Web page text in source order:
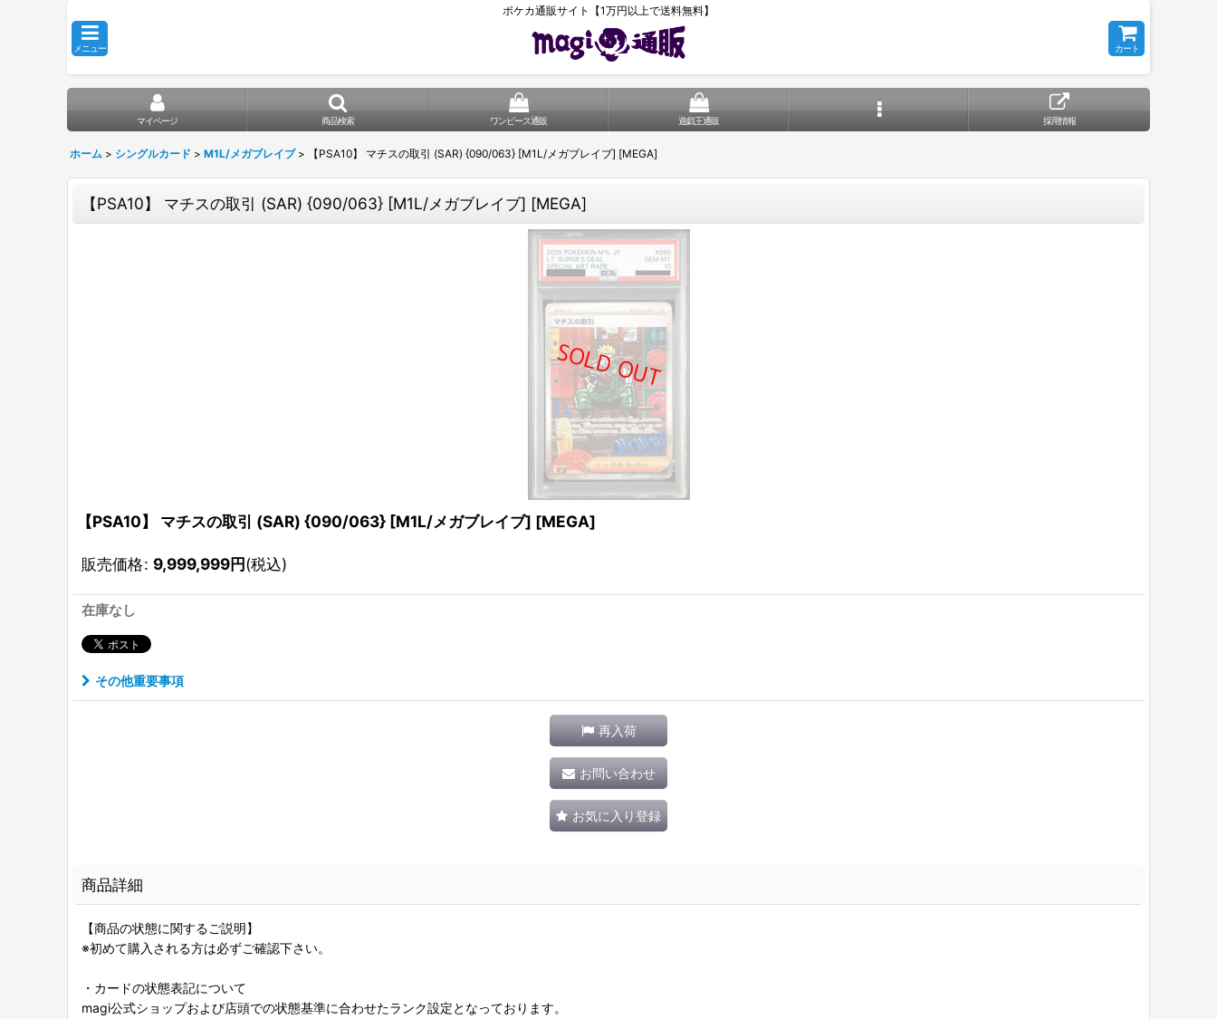
ポケカ通販サイト【1万円以上で送料無料】
メニュー カート
マイページ 商品検索 ワンピース通販 遊戯王通販 採用情報
ホーム > シングルカード > M1L/メガブレイブ > 【PSA10】 マチスの取引 (SAR) {090/063} [M1L/メガブレイブ] [MEGA]
【PSA10】 マチスの取引 (SAR) {090/063} [M1L/メガブレイブ] [MEGA]
【PSA10】 マチスの取引 (SAR) {090/063} [M1L/メガブレイブ] [MEGA]
販売価格: 9,999,999円(税込)
在庫なし
その他重要事項
再入荷
お問い合わせ
お気に入り登録
商品詳細
【商品の状態に関するご説明】
※初めて購入される方は必ずご確認下さい。
・カードの状態表記について
magi公式ショップおよび店頭での状態基準に合わせたランク設定となっております。